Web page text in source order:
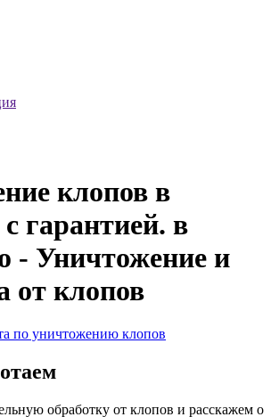
клопов в
гарантией. в
- Уничтожение и
от клопов
по уничтожению клопов
обработку от клопов и расскажем о